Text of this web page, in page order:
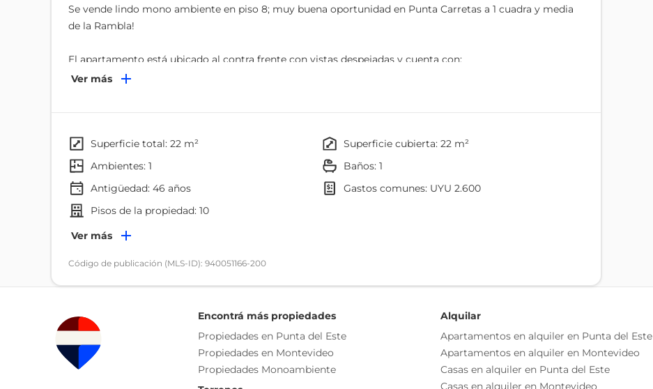
Se vende lindo mono ambiente en piso 8; muy buena oportunidad en Punta Carretas a 1 cuadra y media
de la Rambla!
El apartamento está ubicado al contra frente con vistas despejadas y cuenta con:
- Ambiente con amplio ventanal
- Baño completo
Abertura con cortina de enrollar.
Pisos de parquet en excelente estado.
Bajos gastos comunes.
Ver más
superficie total: 22 m²
superficie cubierta: 22 m²
ambientes: 1
baños: 1
Antigüedad: 46 años
gastos comunes: UYU 2.600
pisos de la propiedad: 10
Amenities
Seguridad
Ambientes
Cocina
Características
Orientación Suroeste
Ver más
Código de publicación (MLS-ID): 940051166-200
Encontrá más propiedades
Propiedades en Punta del Este
Propiedades en Montevideo
Propiedades Monoambiente
Alquilar
Apartamentos en alquiler en Punta del Este
Apartamentos en alquiler en Montevideo
Casas en alquiler en Punta del Este
Casas en alquiler en Montevideo